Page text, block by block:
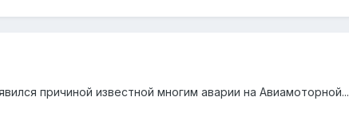
причиной известной многим аварии на Авиамоторной...